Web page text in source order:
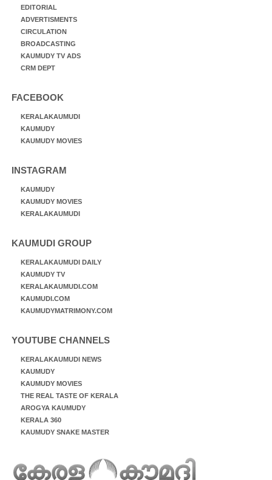
EDITORIAL
ADVERTISMENTS
CIRCULATION
BROADCASTING
KAUMUDY TV ADS
CRM DEPT
FACEBOOK
KERALAKAUMUDI
KAUMUDY
KAUMUDY MOVIES
INSTAGRAM
KAUMUDY
KAUMUDY MOVIES
KERALAKAUMUDI
KAUMUDI GROUP
KERALAKAUMUDI DAILY
KAUMUDY TV
KERALAKAUMUDI.COM
KAUMUDI.COM
KAUMUDYMATRIMONY.COM
YOUTUBE CHANNELS
KERALAKAUMUDI NEWS
KAUMUDY
KAUMUDY MOVIES
THE REAL TASTE OF KERALA
AROGYA KAUMUDY
KERALA 360
KAUMUDY SNAKE MASTER